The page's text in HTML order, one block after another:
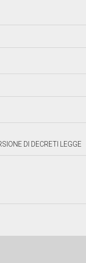
DI DECRETI LEGGE